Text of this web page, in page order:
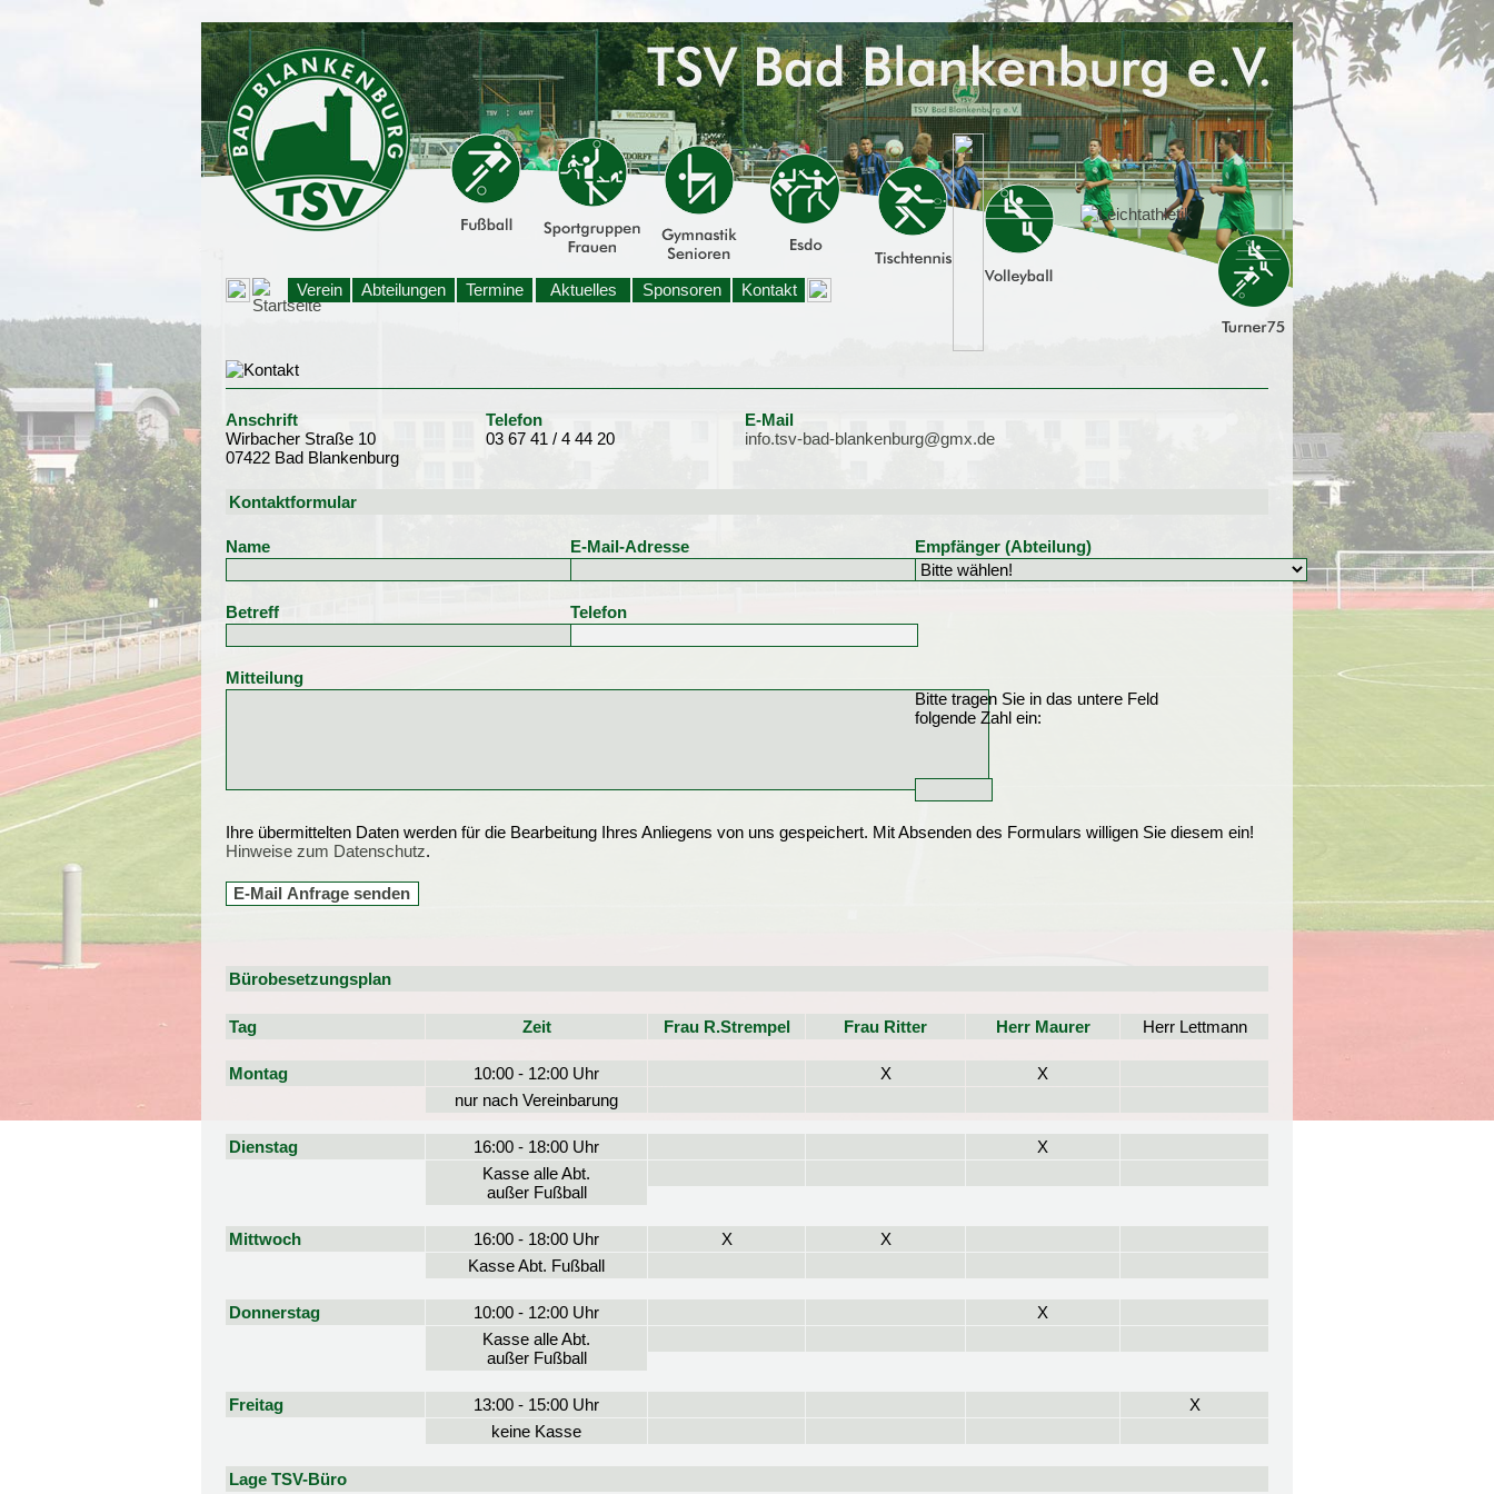
Verein Abteilungen Termine Aktuelles Sponsoren Kontakt
Anschrift
Wirbacher Straße 10
07422 Bad Blankenburg
Telefon
03 67 41 / 4 44 20
E-Mail
info.tsv-bad-blankenburg@gmx.de
Kontaktformular
Name E-Mail-Adresse Empfänger (Abteilung)
Betreff Telefon
Mitteilung
Bitte tragen Sie in das untere Feld
folgende Zahl ein:
Ihre übermittelten Daten werden für die Bearbeitung Ihres Anliegens von uns gespeichert. Mit Absenden des Formulars willigen Sie diesem ein!
Hinweise zum Datenschutz.
Bürobesetzungsplan
Tag Zeit Frau R.Strempel Frau Ritter Herr Maurer Herr Lettmann
Montag 10:00 - 12:00 Uhr X
X
nur nach Vereinbarung
Dienstag 16:00 - 18:00 Uhr
X
Kasse alle Abt.
außer Fußball
Mittwoch 16:00 - 18:00 Uhr X
X
Kasse Abt. Fußball
Donnerstag 10:00 - 12:00 Uhr
X
Kasse alle Abt.
außer Fußball
Freitag 13:00 - 15:00 Uhr
X
keine Kasse
Lage TSV-Büro